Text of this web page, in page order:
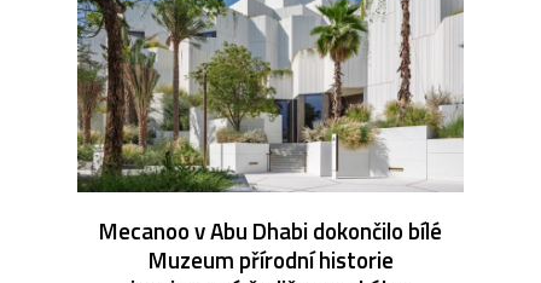
Mecanoo v Abu Dhabi dokončilo bílé
Muzeum přírodní historie